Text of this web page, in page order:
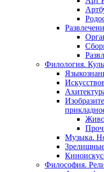
Филология.
Музыка.
Философия.